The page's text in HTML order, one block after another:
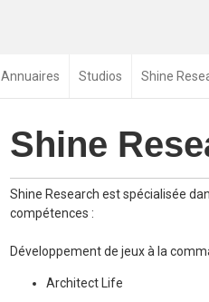
Annuaires Studios Shine
Shine
Shine Research est spécialisée
compétences :
Développement de jeux à la
Architect Life